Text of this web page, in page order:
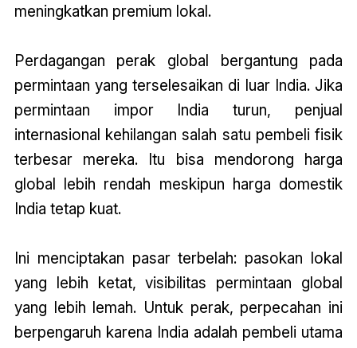
meningkatkan premium lokal.
Perdagangan perak global bergantung pada
permintaan yang terselesaikan di luar India. Jika
permintaan impor India turun, penjual
internasional kehilangan salah satu pembeli fisik
terbesar mereka. Itu bisa mendorong harga
global lebih rendah meskipun harga domestik
India tetap kuat.
Ini menciptakan pasar terbelah: pasokan lokal
yang lebih ketat, visibilitas permintaan global
yang lebih lemah. Untuk perak, perpecahan ini
berpengaruh karena India adalah pembeli utama